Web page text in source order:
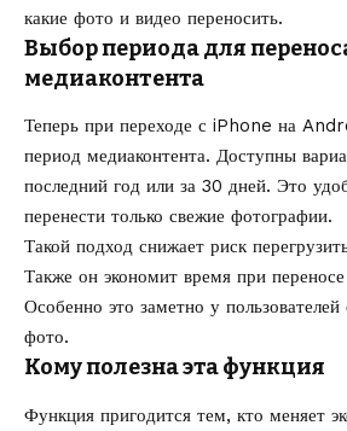
какие фото и видео переносить.
Выбор периода для
медиаконтента
Теперь при переходе с iPhone на
период медиаконтента. Доступны
последний год или за 30 дней. Это
перенести только свежие фотографии.
Такой подход снижает риск
Также он экономит время при
Особенно это заметно у
фото.
Кому полезна эта функция
Функция пригодится тем, кто меняет